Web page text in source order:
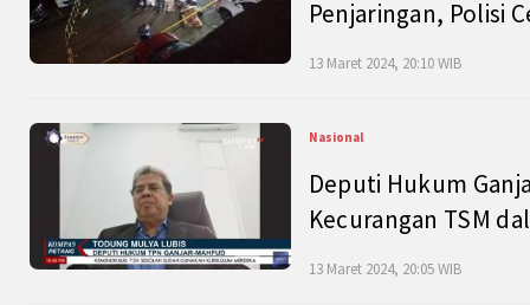
Penjaringan, Polisi
13 Maret 2024, 20:10 WIB
Nasional
Deputi Hukum
Kecurangan TSM
13 Maret 2024, 20:05 WIB